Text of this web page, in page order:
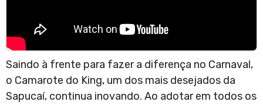
Saindo à frente para fazer a diferença no Carnaval,
o Camarote do King, um dos mais desejados da
Sapucaí, continua inovando. Ao adotar em todos os